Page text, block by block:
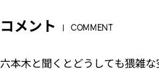
コメント COMMENT
六本木と聞くとどうしても猥雑